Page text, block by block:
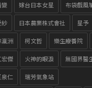
嫁台日本女星 布袋戲風
紗 日本農業株式會社 星予
瀛洲 柯文哲 樂生療養院
宏傑 火神的眼淚 無國界醫
仁 瑞芳氣象站